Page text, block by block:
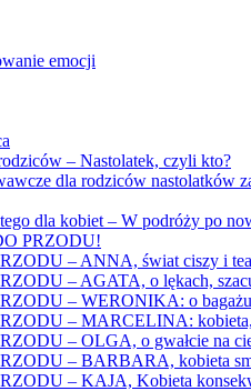
emocji
– Nastolatek, czyli kto?
dla rodziców nastolatków
dla kobiet – W podróży po
PRZODU!
– ANNA, świat ciszy i
– AGATA, o lękach,
– WERONIKA: o
– MARCELINA: kobieta,
– OLGA, o gwałcie na
– BARBARA, kobieta
– KAJA, Kobieta